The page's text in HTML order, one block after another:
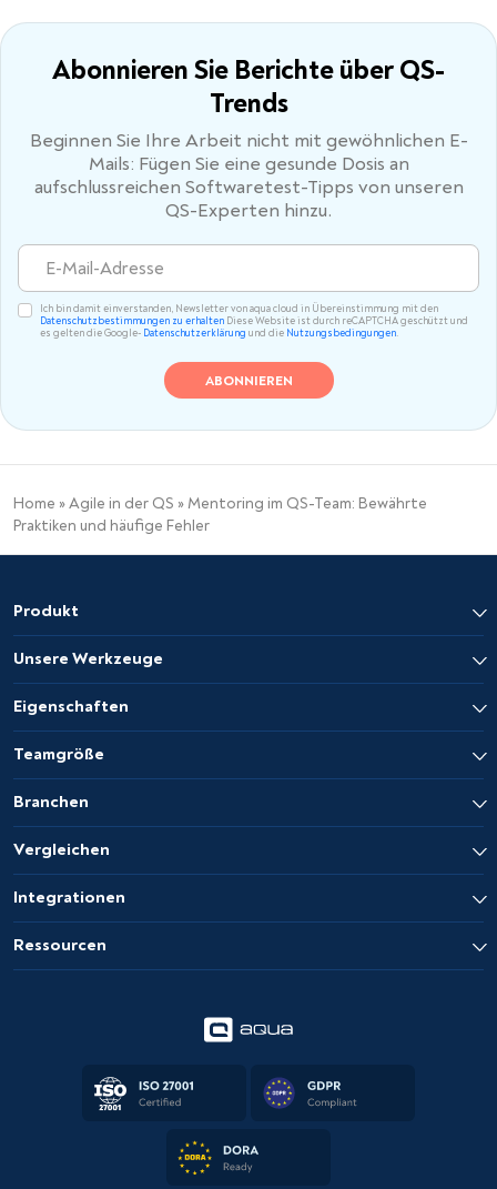
Abonnieren Sie Berichte über QS-
Trends
Beginnen Sie Ihre Arbeit nicht mit gewöhnlichen E-
Mails: Fügen Sie eine gesunde Dosis an
aufschlussreichen Softwaretest-Tipps von unseren
QS-Experten hinzu.
Ich bin damit einverstanden, Newsletter von aqua cloud in Übereinstimmung mit den
Datenschutzbestimmungen zu erhalten Diese Website ist durch reCAPTCHA geschützt und
es gelten die Google- Datenschutzerklärung und die Nutzungsbedingungen.
Home »Agile in der QS »Mentoring im QS-Team: Bewährte
Praktiken und häufige Fehler
Produkt
Unsere Werkzeuge
Eigenschaften
Teamgröße
Branchen
Vergleichen
Integrationen
Ressourcen